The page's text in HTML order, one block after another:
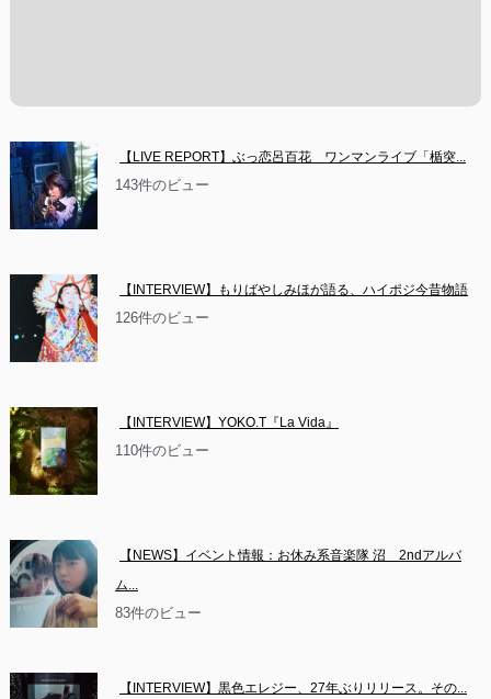
【LIVE REPORT】ぶっ恋呂百花　ワンマンライブ「楯突...
143件のビュー
【INTERVIEW】もりばやしみほが語る、ハイポジ今昔物語
126件のビュー
【INTERVIEW】YOKO.T『La Vida』
110件のビュー
【NEWS】イベント情報：お休み系音楽隊 沼　2ndアルバ
ム...
83件のビュー
【INTERVIEW】黒色エレジー、27年ぶりリリース。その...